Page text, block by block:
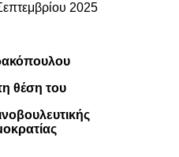
2025
θέση του